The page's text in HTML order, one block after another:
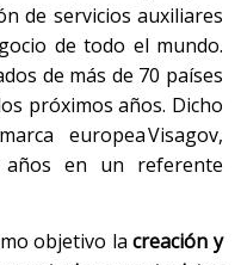
de servicios auxiliares
de todo el mundo.
de más de 70 países
próximos años. Dicho
europea Visagov,
años en un referente
objetivo lacreación y